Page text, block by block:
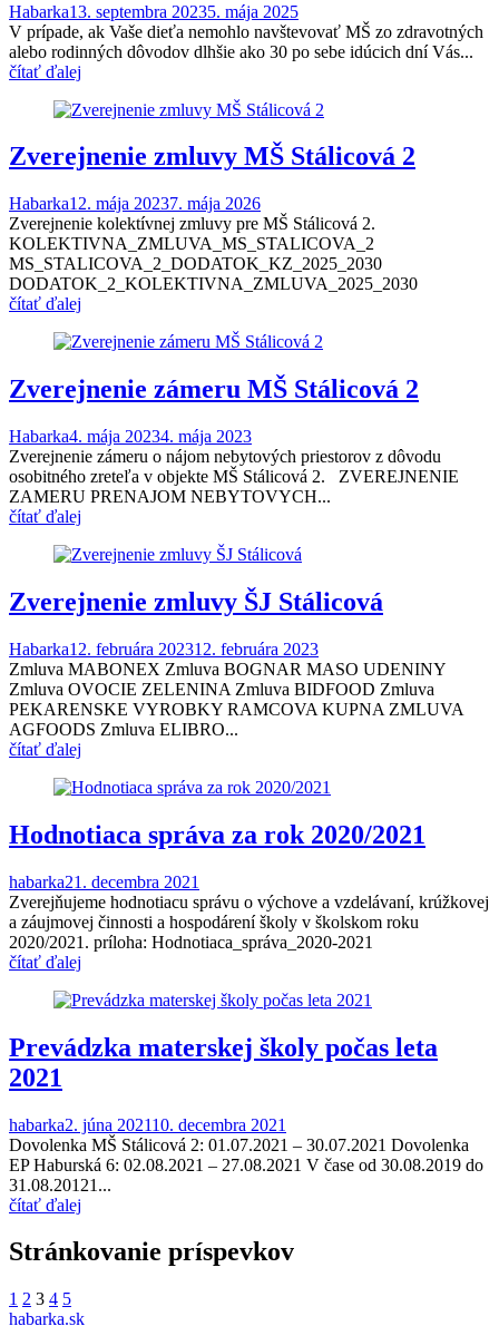
Habarka13. septembra 20235. mája 2025
V prípade, ak Vaše dieťa nemohlo navštevovať MŠ zo zdravotných
alebo rodinných dôvodov dlhšie ako 30 po sebe idúcich dní Vás...
čítať ďalej
Zverejnenie zmluvy MŠ Stálicová 2
Habarka12. mája 20237. mája 2026
Zverejnenie kolektívnej zmluvy pre MŠ Stálicová 2.
KOLEKTIVNA_ZMLUVA_MS_STALICOVA_2
MS_STALICOVA_2_DODATOK_KZ_2025_2030
DODATOK_2_KOLEKTIVNA_ZMLUVA_2025_2030
čítať ďalej
Zverejnenie zámeru MŠ Stálicová 2
Habarka4. mája 20234. mája 2023
Zverejnenie zámeru o nájom nebytových priestorov z dôvodu
osobitného zreteľa v objekte MŠ Stálicová 2. ZVEREJNENIE
ZAMERU PRENAJOM NEBYTOVYCH...
čítať ďalej
Zverejnenie zmluvy ŠJ Stálicová
Habarka12. februára 202312. februára 2023
Zmluva MABONEX Zmluva BOGNAR MASO UDENINY
Zmluva OVOCIE ZELENINA Zmluva BIDFOOD Zmluva
PEKARENSKE VYROBKY RAMCOVA KUPNA ZMLUVA
AGFOODS Zmluva ELIBRO...
čítať ďalej
Hodnotiaca správa za rok 2020/2021
habarka21. decembra 2021
Zverejňujeme hodnotiacu správu o výchove a vzdelávaní, krúžkovej
a záujmovej činnosti a hospodárení školy v školskom roku
2020/2021. príloha: Hodnotiaca_správa_2020-2021
čítať ďalej
Prevádzka materskej školy počas leta
2021
habarka2. júna 202110. decembra 2021
Dovolenka MŠ Stálicová 2: 01.07.2021 – 30.07.2021 Dovolenka
EP Haburská 6: 02.08.2021 – 27.08.2021 V čase od 30.08.2019 do
31.08.20121...
čítať ďalej
Stránkovanie príspevkov
1 2 3 4 5
habarka.sk